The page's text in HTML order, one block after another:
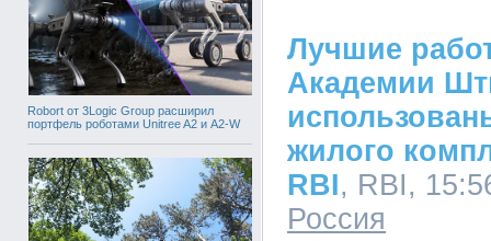
Robort от 3Logic Group расширил
портфель роботами Unitree A2 и A2-W
Лучшие
Академии
жилого
RBI, RBI,
Россия